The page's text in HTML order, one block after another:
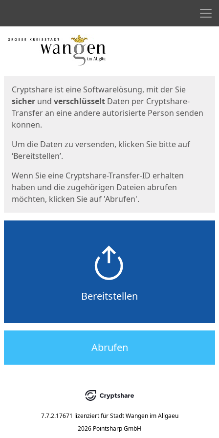
Start
Cryptshare ist eine Softwarelösung, mit der Sie
sicher und verschlüsselt Daten per Cryptshare-
Transfer an eine andere autorisierte Person senden
können.
Um die Daten zu versenden, klicken Sie bitte auf
‘Bereitstellen’.
Wenn Sie eine Cryptshare-Transfer-ID erhalten
haben und die zugehörigen Dateien abrufen
möchten, klicken Sie auf 'Abrufen'.
Bereitstellen
Abrufen
7.7.2.17671 lizenziert für Stadt Wangen im Allgaeu
2026 Pointsharp GmbH